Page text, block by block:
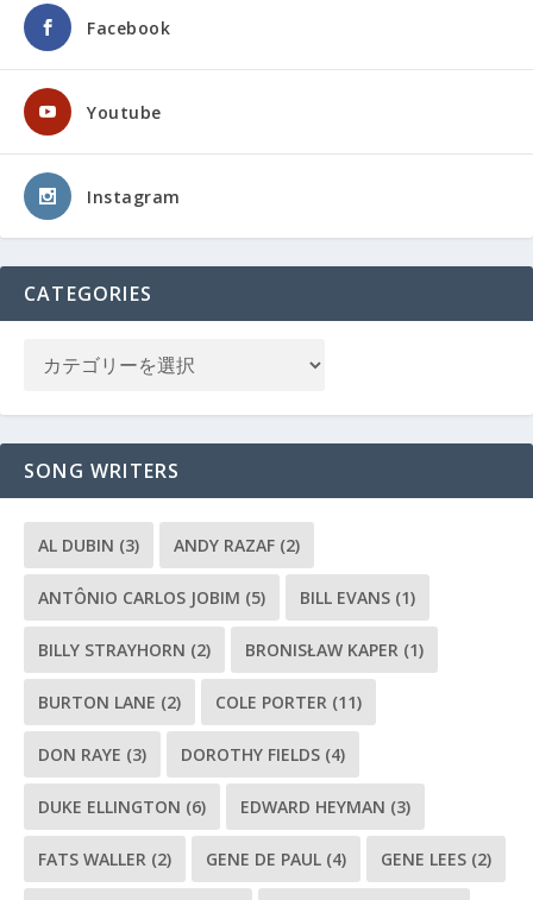
Facebook
Youtube
Instagram
CATEGORIES
SONG WRITERS
AL DUBIN (3) ANDY RAZAF (2)
ANTÔNIO CARLOS JOBIM (5) BILL EVANS (1)
BILLY STRAYHORN (2) BRONISŁAW KAPER (1)
BURTON LANE (2) COLE PORTER (11)
DON RAYE (3) DOROTHY FIELDS (4)
DUKE ELLINGTON (6) EDWARD HEYMAN (3)
FATS WALLER (2) GENE DE PAUL (4) GENE LEES (2)